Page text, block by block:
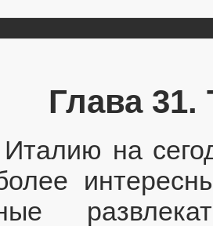
Глава
на